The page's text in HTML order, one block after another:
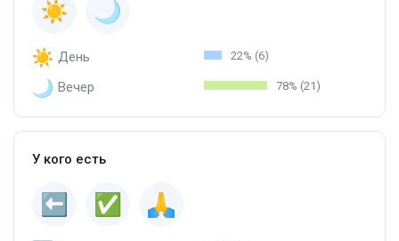
День 22% (6)
Вечер 78% (21)
У кого есть